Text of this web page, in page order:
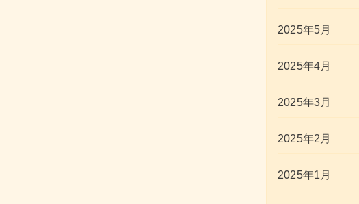
2025年5月
2025年4月
2025年3月
2025年2月
2025年1月